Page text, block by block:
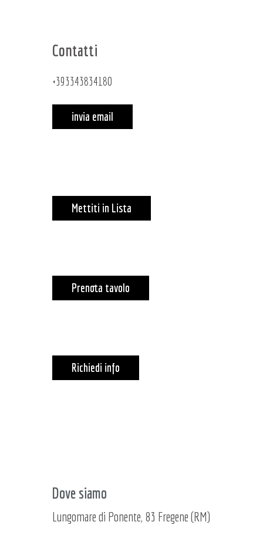
Contatti
+393343834180
invia email
Mettiti in Lista
Prenota tavolo
Richiedi info
Dove siamo
Lungomare di Ponente, 83 Fregene (RM)